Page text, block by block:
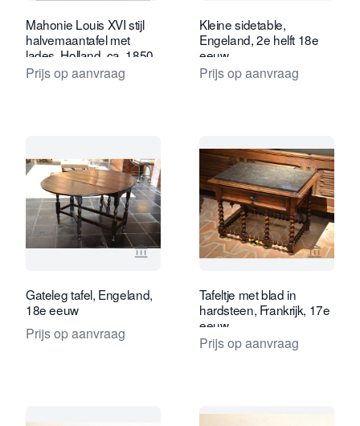
Mahonie Louis XVI stijl
halvemaantafel met
lades, Holland, ca. 1850
Prijs op aanvraag
Kleine sidetable,
Engeland, 2e helft 18e
eeuw
Prijs op aanvraag
Bekijk verkoperspagina van J.M.
Gateleg tafel, Engeland,
18e eeuw
Prijs op aanvraag
Bekijk
Tafeltje met blad in
hardsteen, Frankrijk, 17e
eeuw
Prijs op aanvraag